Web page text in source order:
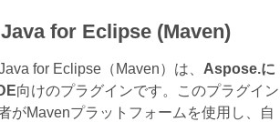
for Eclipse (Maven)
for Eclipse（Maven）は、 Aspose.に
向けのプラグインです。このプラグイン
がMavenプラットフォームを使用し、自